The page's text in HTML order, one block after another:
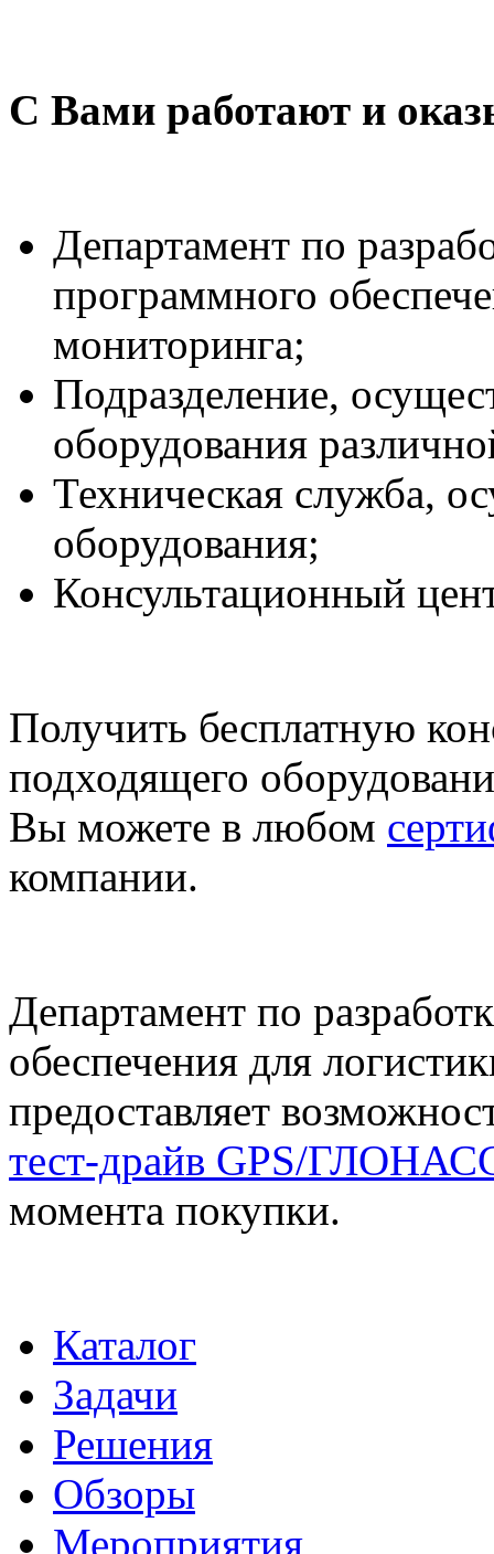
С Вами работают и
Департамент по
программного
мониторинга;
Подразделение,
оборудования
Техническая служба,
оборудования;
Консультационный
Получить бесплатную
подходящего
Вы можете в любом
компании.
Департамент по
обеспечения для
предоставляет
тест-драйв GPS/
момента покупки.
Каталог
Задачи
Решения
Обзоры
Мероприятия